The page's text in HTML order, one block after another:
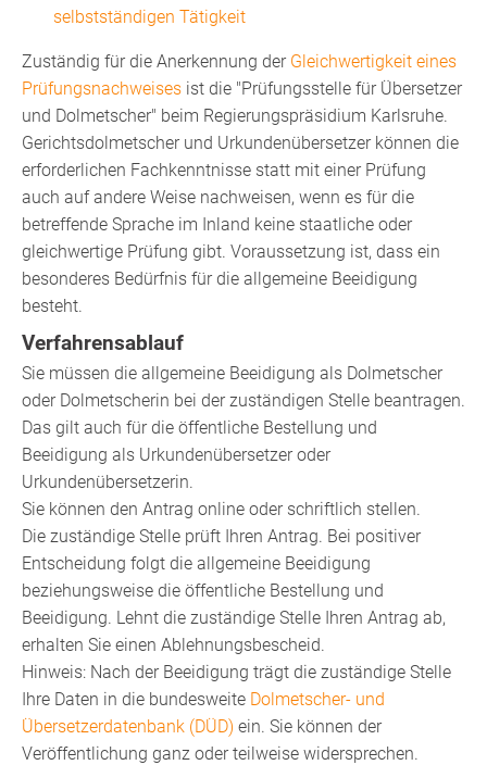
selbstständigen Tätigkeit
Zuständig für die Anerkennung der Gleichwertigkeit eines
Prüfungsnachweises ist die "Prüfungsstelle für Übersetzer
und Dolmetscher" beim Regierungspräsidium Karlsruhe.
Gerichtsdolmetscher und Urkundenübersetzer können die
erforderlichen Fachkenntnisse statt mit einer Prüfung
auch auf andere Weise nachweisen, wenn es für die
betreffende Sprache im Inland keine staatliche oder
gleichwertige Prüfung gibt. Voraussetzung ist, dass ein
besonderes Bedürfnis für die allgemeine Beeidigung
besteht.
Verfahrensablauf
Sie müssen die allgemeine Beeidigung als Dolmetscher
oder Dolmetscherin bei der zuständigen Stelle beantragen.
Das gilt auch für die öffentliche Bestellung und
Beeidigung als Urkundenübersetzer oder
Urkundenübersetzerin.
Sie können den Antrag online oder schriftlich stellen.
Die zuständige Stelle prüft Ihren Antrag. Bei positiver
Entscheidung folgt die allgemeine Beeidigung
beziehungsweise die öffentliche Bestellung und
Beeidigung. Lehnt die zuständige Stelle Ihren Antrag ab,
erhalten Sie einen Ablehnungsbescheid.
Hinweis: Nach der Beeidigung trägt die zuständige Stelle
Ihre Daten in die bundesweite Dolmetscher- und
Übersetzerdatenbank (DÜD) ein. Sie können der
Veröffentlichung ganz oder teilweise widersprechen.